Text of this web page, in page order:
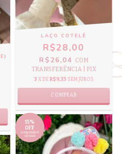
LAÇO COTELÊ
R$28,00
R$26,04 COM
TRANSFERÊNCIA | PIX
3 X DE R$9,33 SEM JUROS
COMPRAR
15%
OFF
comprando 4
ou mais